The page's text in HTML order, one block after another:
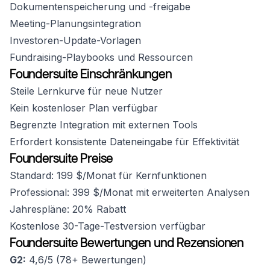
Dokumentenspeicherung und -freigabe
Meeting-Planungsintegration
Investoren-Update-Vorlagen
Fundraising-Playbooks und Ressourcen
Foundersuite Einschränkungen
Steile Lernkurve für neue Nutzer
Kein kostenloser Plan verfügbar
Begrenzte Integration mit externen Tools
Erfordert konsistente Dateneingabe für Effektivität
Foundersuite Preise
Standard: 199 $/Monat für Kernfunktionen
Professional: 399 $/Monat mit erweiterten Analysen
Jahrespläne: 20% Rabatt
Kostenlose 30-Tage-Testversion verfügbar
Foundersuite Bewertungen und Rezensionen
G2: 4,6/5 (78+ Bewertungen)